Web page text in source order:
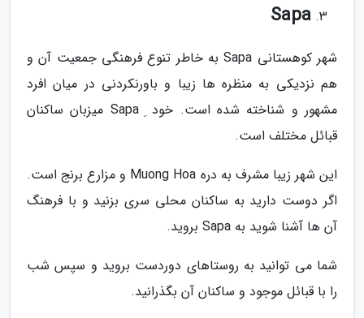
Sapa
شهر کوهستانی Sapa به خاطر تنوع فرهنگی جمعیت آن و
هم نزدیکی به منظره ها زیبا و باورنکردنی در میان افرد
مشهور و شناخته شده است. خود ِ Sapa میزبان ساکنان
قبائل مختلف است.
این شهر زیبا مشرف به دره Muong Hoa و مزارع برنج است.
اگر دوست دارید به ساکنان محلی سری بزنید و با فرهنگ
آن ها آشنا شوید به Sapa بروید.
شما می توانید به روستاهای دوردست بروید و سپس شب
را با قبائل موجود و ساکنان آن بگذرانید.